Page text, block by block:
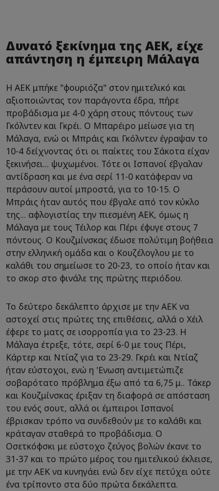
Δυνατό ξεκίνημα της ΑΕΚ, είχε
απάντηση η έμπειρη Μάλαγα
Η ΑΕΚ μπήκε "φουριόζα" στον ημιτελικό και
αξιοποιώντας τον παράγοντα έδρα, πήρε
προβάδισμα με 4-0 χάρη στους πόντους των
Γκόλντεν και Γκρέι. Ο Μπαρέιρο μείωσε για τη
Μάλαγα, ενώ οι Μπράις και Γκόλντεν έγραψαν το
10-4 δείχνοντας ότι οι παίκτες του Σάκοτα είχαν
ξεκινήσει... ψυχωμένοι. Τότε οι Ισπανοί έβγαλαν
αντίδραση και με ένα σερί 11-0 κατάφεραν να
περάσουν αυτοί μπροστά, για το 10-15. Ο
Μπράις ήταν αυτός που έβγαλε από τον κύκλο
της... αφλογιστίας την πιεσμένη ΑΕΚ, όμως η
Μάλαγα με τους Τέιλορ και Πέρι έφυγε στους 7
πόντους. Ο Κουζμίνσκας έδωσε πολύτιμη βοήθεια
στην ελληνική ομάδα και ο Κουζέλογλου με το
καλάθι του σημείωσε το 20-23, το οποίο ήταν και
το σκορ στο φινάλε της πρώτης περιόδου.
Το δεύτερο δεκάλεπτο άρχισε με την ΑΕΚ να
αστοχεί στις πρώτες της επιθέσεις, αλλά ο Χέιλ
έφερε το ματς σε ισορροπία για το 23-23. Η
Μάλαγα έτρεξε, τότε, σερί 6-0 με τους Πέρι,
Κάρτερ και Ντίαζ για το 23-29. Γκρέι και Ντίαζ
ήταν εύστοχοι, ενώ η 'Ενωση αντιμετώπιζε
σοβαρότατο πρόβλημα έξω από τα 6,75 μ.. Τάκερ
και Κουζμίνσκας έριξαν τη διαφορά σε απόσταση
του ενός σουτ, αλλά οι έμπειροι Ισπανοί
έβρισκαν τρόπο να συνδεθούν με το καλάθι και
κράταγαν σταθερά το προβάδισμα. Ο
Οσετκόφσκι με εύστοχο ζεύγος βολών έκανε το
31-37 και το πρώτο μέρος του ημιτελικού έκλεισε,
με την ΑΕΚ να κυνηγάει ενώ δεν είχε πετύχει ούτε
ένα τρίποντο στα δύο πρώτα δεκάλεπτα.